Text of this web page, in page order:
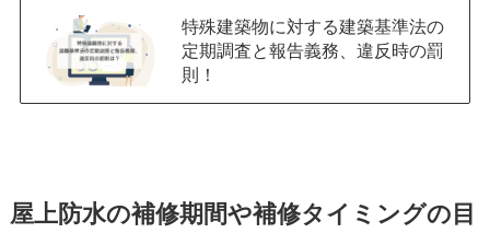
特殊建築物に対する建築基準法の
定期調査と報告義務、違反時の罰
則！
屋上防水の補修期間や補修タイミングの目